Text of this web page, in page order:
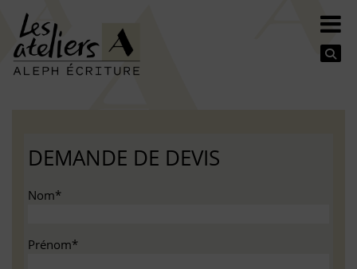
DEMANDE DE DEVIS
Nom*
Prénom*